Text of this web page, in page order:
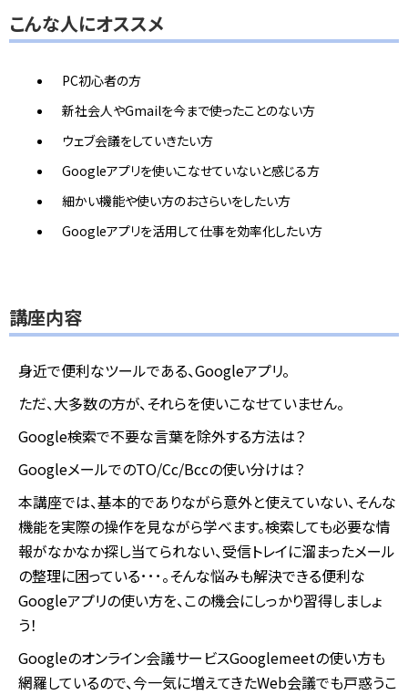
こんな人にオススメ
PC初心者の方
新社会人やGmailを今まで使ったことのない方
ウェブ会議をしていきたい方
Googleアプリを使いこなせていないと感じる方
細かい機能や使い方のおさらいをしたい方
Googleアプリを活用して仕事を効率化したい方
講座内容
身近で便利なツールである、Googleアプリ。
ただ、大多数の方が、それらを使いこなせていません。
Google検索で不要な言葉を除外する方法は？
GoogleメールでのTO/Cc/Bccの使い分けは？
本講座では、基本的でありながら意外と使えていない、そんな
機能を実際の操作を見ながら学べます。検索しても必要な情
報がなかなか探し当てられない、受信トレイに溜まったメール
の整理に困っている･･･。そんな悩みも解決できる便利な
Googleアプリの使い方を、この機会にしっかり習得しましょ
う！
Googleのオンライン会議サービスGooglemeetの使い方も
網羅しているので、今一気に増えてきたWeb会議でも戸惑うこ